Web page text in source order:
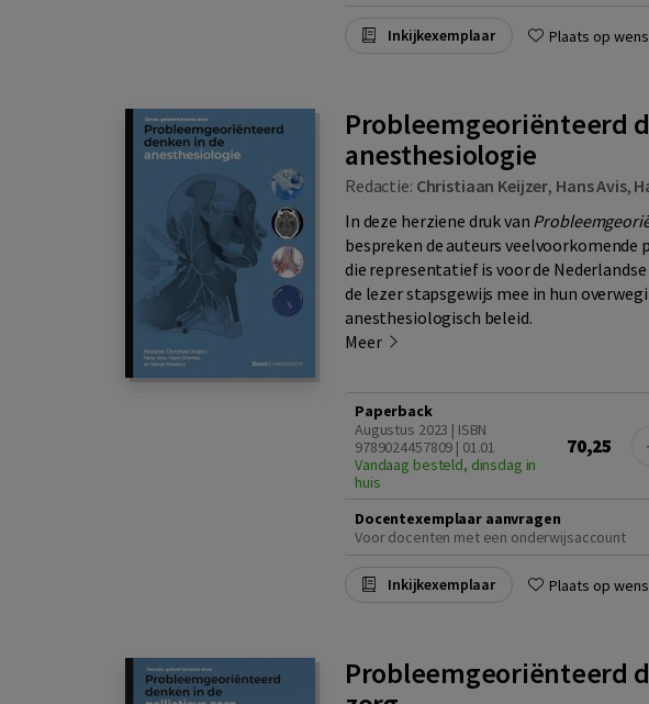
Inkijkexemplaar Plaats op
Probleemgeoriënteerd
anesthesiologie
Redactie: Christiaan Keijzer, Hans Avis,
In deze herziene druk van
bespreken de auteurs veelvoorkomende
die representatief is voor de
de lezer stapsgewijs mee in hun
anesthesiologisch beleid.
Meer
Paperback
Augustus 2023 | ISBN
9789024457809 | 01.01
Vandaag besteld, dinsdag in
huis
70,25
Docentexemplaar aanvragen
Voor docenten met een onderwijsaccount
Inkijkexemplaar Plaats op
Probleemgeoriënteerd